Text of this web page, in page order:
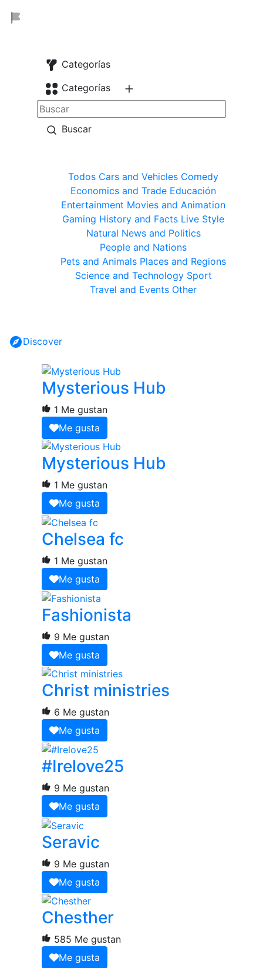
Categorías
Categorías
Buscar
Todos Cars and Vehicles Comedy
Economics and Trade Educación
Entertainment Movies and Animation
Gaming History and Facts Live Style
Natural News and Politics
People and Nations
Pets and Animals Places and Regions
Science and Technology Sport
Travel and Events Other
Discover
Mysterious Hub
1 Me gustan
Me gusta
Mysterious Hub
1 Me gustan
Me gusta
Chelsea fc
1 Me gustan
Me gusta
Fashionista
9 Me gustan
Me gusta
Christ ministries
6 Me gustan
Me gusta
#Irelove25
9 Me gustan
Me gusta
Seravic
9 Me gustan
Me gusta
Chesther
585 Me gustan
Me gusta